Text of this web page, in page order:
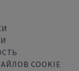
COOKIE